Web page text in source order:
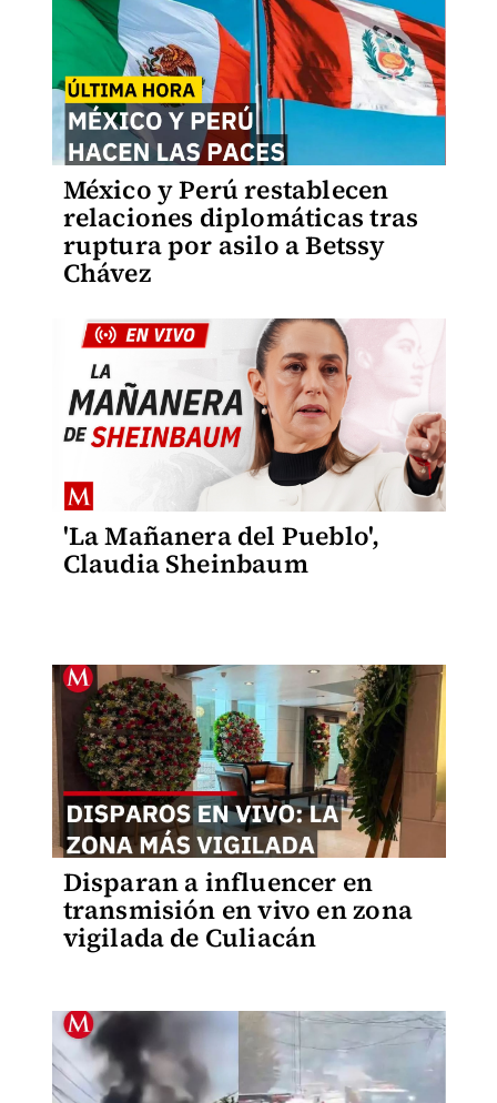
México y Perú restablecen
relaciones diplomáticas tras
ruptura por asilo a Betssy
Chávez
'La Mañanera del Pueblo',
Claudia Sheinbaum
Disparan a influencer en
transmisión en vivo en zona
vigilada de Culiacán